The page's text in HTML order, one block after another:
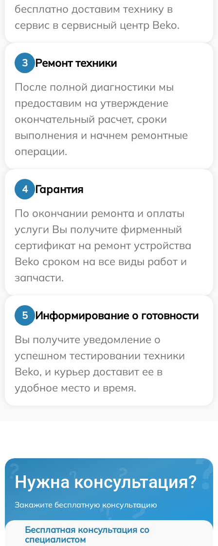
бесплатно доставим технику в
сервис в сервисный центр Beko.
3
Ремонт техники
После полной диагностики мы
предоставим на утверждение
окончательный расчет, сроки
выполнения и начнем ремонтные
операции.
4
Гарантия
По окончании ремонта и оплаты
услуги Вы получите фирменный
сертификат на ремонт устройства
Beko сроком на все виды работ и
запчасти.
5
Информирование о готовности
Вы получите уведомление о
успешном тестировании техники
Beko, и курьер доставит ее в
удобное место и время.
Нужна консультация?
Закажите бесплатную консультацию
Бесплатная консультация со
специалистом